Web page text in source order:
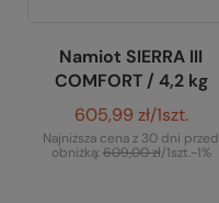
Namiot SIERRA III
COMFORT / 4,2 kg
605,99 zł/1szt.
Najniższa cena z 30 dni przed
obniżką:609,00 zł/1szt.-1%